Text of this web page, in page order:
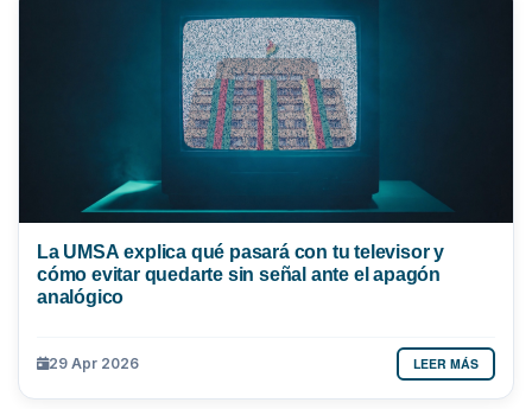
La UMSA explica qué pasará con tu televisor y
cómo evitar quedarte sin señal ante el apagón
analógico
29 Apr 2026 LEER MÁS